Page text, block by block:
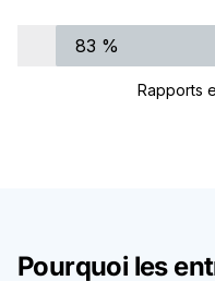
83 %
Rapports
Pourquoi les